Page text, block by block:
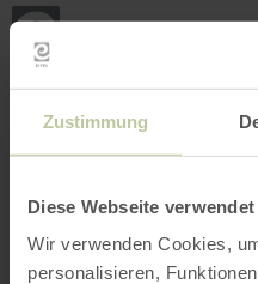
Zustimmung
Diese Webseite
Wir verwenden Cookies,
personalisieren,
Terug
naar
startpagina
Het onderstaande
aanbieder Touristik
aanbieder Touristik
als enige